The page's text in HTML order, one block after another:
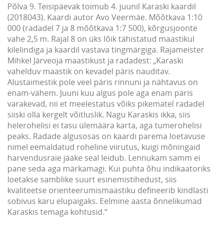
Põlva 9. Teisipäevak toimub 4. juunil Karaski kaardil
(2018043). Kaardi autor Avo Veermäe. Mõõtkava 1:10
000 (radadel 7 ja 8 mõõtkava 1:7 500), kõrgusjoonte
vahe 2,5 m. Rajal 8 on üks lõik tähistatud maastikul
kilelindiga ja kaardil vastava tingmärgiga. Rajameister
Mihkel Järveoja maastikust ja radadest: „Karaski
vahelduv maastik on kevadel päris nauditav.
Alustaimestik pole veel päris rinnuni ja nähtavus on
enam-vähem. Juuni kuu algus pole aga enam päris
varakevad, nii et meelestatus võiks pikematel radadel
siiski olla kergelt võitluslik. Nagu Karaskis ikka, siis
helerohelisi ei tasu ülemäära karta, aga tumerohelisi
peaks. Radade algusosas on kaardi parema loetavuse
nimel eemaldatud roheline viirutus, kuigi mõningaid
harvendusraie jääke seal leidub. Lennukam samm ei
pane seda aga märkamagi. Kui puhta õhu indikaatoriks
loetakse samblike suurt esinemistihedust, siis
kvaliteetse orienteerumismaastiku defineerib kindlasti
sobivus karu elupaigaks. Eelmine aasta õnnelikumad
Karaskis temaga kohtusid.“